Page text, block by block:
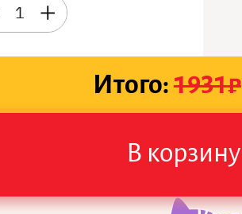
1
Итого:1931₽
В корзину